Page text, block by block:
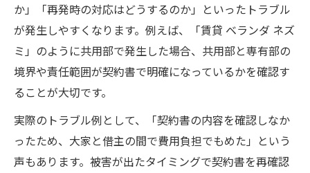
か」「再発時の対応はどうするのか」といったトラブル
が発生しやすくなります。例えば、「賃貸 ベランダ ネズ
ミ」のように共用部で発生した場合、共用部と専有部の
境界や責任範囲が契約書で明確になっているかを確認す
ることが大切です。
実際のトラブル例として、「契約書の内容を確認しなか
ったため、大家と借主の間で費用負担でもめた」という
声もあります。被害が出たタイミングで契約書を再確認